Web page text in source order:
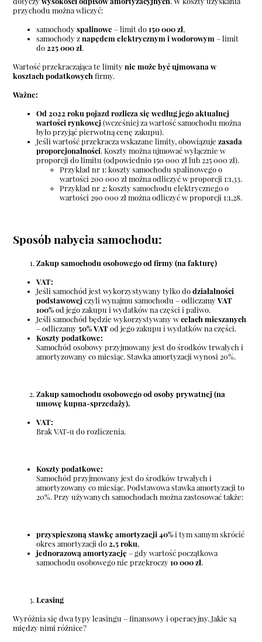
przychodu można wliczyć:
samochodyspalinowe – limit do150 000 zł,
samochody znapędem elektrycznym i wodorowym – limit
do225 000 zł.
Wartość przekraczająca te limitynie może być ujmowana w
kosztach podatkowych firmy.
Ważne:
Od 2022 roku pojazd rozlicza się według jego aktualnej
wartości rynkowej(wcześniej za wartość samochodu można
było przyjąć pierwotną cenę zakupu).
Jeśli wartość przekracza wskazane limity, obowiązujezasada
proporcjonalności. Koszty można ujmować wyłącznie w
proporcji do limitu (odpowiednio 150 000 zł lub 225 000 zł).
Przykład nr 1: koszty samochodu spalinowego o
wartości 200 000 zł można odliczyć w proporcji 1:1,33.
Przykład nr 2: koszty samochodu elektrycznego o
wartości 290 000 zł można odliczyć w proporcji 1:1,28.
Sposób nabycia samochodu:
Zakup samochodu osobowego od firmy (na fakturę)
VAT:
Jeśli samochód jest wykorzystywany tylko dodziałalności
podstawowej czyli wynajmu samochodu – odliczamyVAT
100%od jego zakupu i wydatków na części i paliwo.
Jeśli samochód będzie wykorzystywany wcelach mieszanych
– odliczamy50% VATod jego zakupu i wydatków na części.
Koszty podatkowe:
Samochód osobowy przyjmowany jest do środków trwałych i
amortyzowany co miesiąc. Stawka amortyzacji wynosi 20%.
Zakup samochodu osobowego od osoby prywatnej (na
umowę kupna-sprzedaży).
VAT:
Brak VAT-u do rozliczenia.
Koszty podatkowe:
Samochód przyjmowany jest do środków trwałych i
amortyzowany co miesiąc. Podstawowa stawka amortyzacji to
20%. Przy używanych samochodach można zastosować także:
przyspieszoną stawkę amortyzacji 40%i tym samym skrócić
okres amortyzacji do2,5 roku,
jednorazową amortyzację – gdy wartość początkowa
samochodu osobowego nie przekroczy10 000 zł.
Leasing
Wyróżnia się dwa typy leasingu – finansowy i operacyjny. Jakie są
między nimi różnice?